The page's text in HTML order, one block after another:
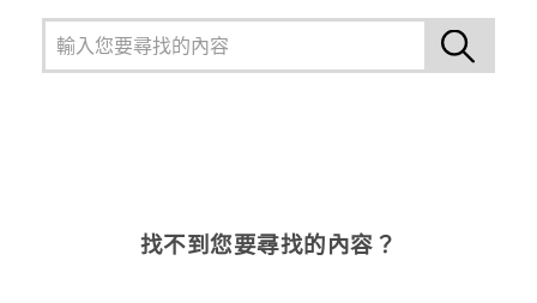
找不到您要尋找的內容？